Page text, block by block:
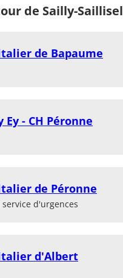
de Sailly-Saillisel
de Bapaume
- CH Péronne
de Péronne
d'urgences
d'Albert